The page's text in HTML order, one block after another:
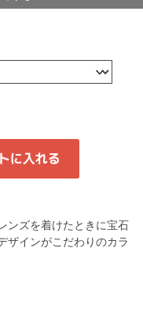
ンズを着けたときに宝石
ザインがこだわりのカラ